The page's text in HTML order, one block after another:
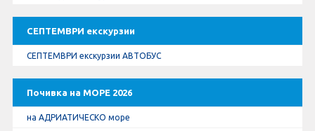
СЕПТЕМВРИ екскурзии
СЕПТЕМВРИ екскурзии АВТОБУС
Почивка на МОРЕ 2026
на АДРИАТИЧЕСКО море